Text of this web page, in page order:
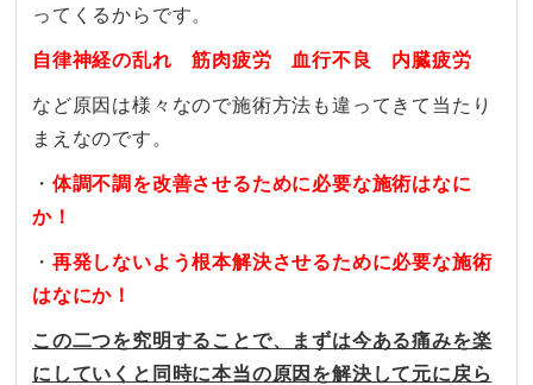
ってくるからです。
自律神経の乱れ 筋肉疲労 血行不良 内臓疲労
など原因は様々なので施術方法も違ってきて当たり
まえなのです。
・ 体調不調を改善させるために必要な施術はなに
か！
・ 再発しないよう根本解決させるために必要な施術
はなにか！
この二つを究明することで、まずは今ある痛みを楽
にしていくと同時に本当の原因を解決して元に戻ら